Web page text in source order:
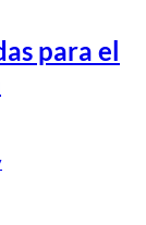
para el